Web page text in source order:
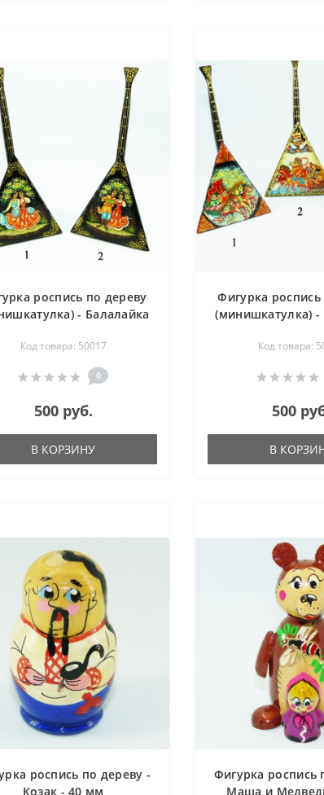
роспись по дереву
- Балалайка
Код товара: 50017
0
500 руб.
В КОРЗИНУ
Фигурка
(минишкатулка) -
Код товара:
500
В
роспись по дереву -
Козак - 40 мм
Фигурка роспись
Маша и